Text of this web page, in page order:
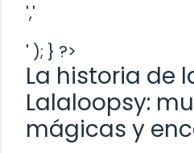
','
' ); } ?>
La historia de
Lalaloopsy:
mágicas y